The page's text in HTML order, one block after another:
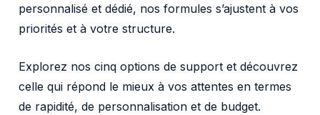
À propos
Contact
personnalisé et dédié, nos formules s’ajustent à vos
priorités et à votre structure.
Explorez nos cinq options de support et découvrez
celle qui répond le mieux à vos attentes en termes
de rapidité, de personnalisation et de budget.